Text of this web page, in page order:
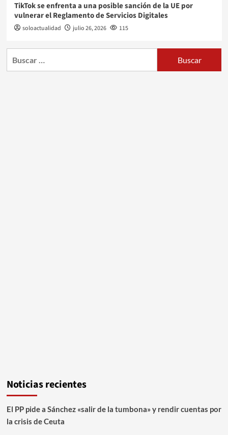
TikTok se enfrenta a una posible sanción de la UE por
vulnerar el Reglamento de Servicios Digitales
soloactualidad julio 26, 2026 115
Noticias recientes
El PP pide a Sánchez «salir de la tumbona» y rendir cuentas por
la crisis de Ceuta